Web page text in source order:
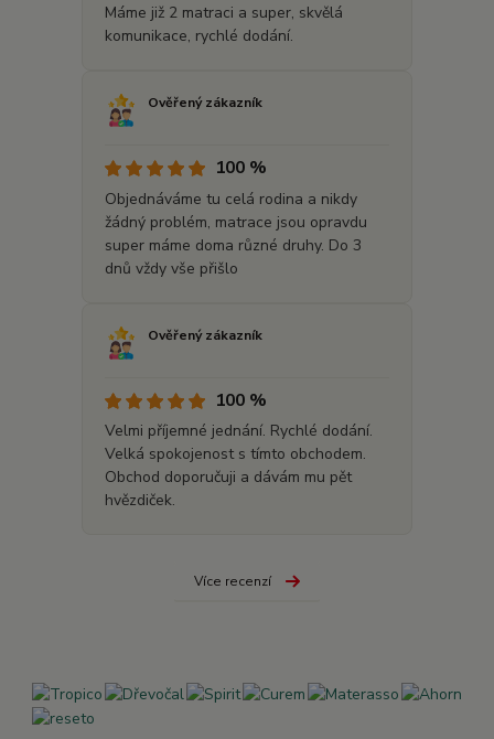
Máme již 2 matraci a super, skvělá
komunikace, rychlé dodání.
Ověřený zákazník
100 %
Objednáváme tu celá rodina a nikdy
žádný problém, matrace jsou opravdu
super máme doma různé druhy. Do 3
dnů vždy vše přišlo
Ověřený zákazník
100 %
Velmi příjemné jednání. Rychlé dodání.
Velká spokojenost s tímto obchodem.
Obchod doporučuji a dávám mu pět
hvězdiček.
Více recenzí